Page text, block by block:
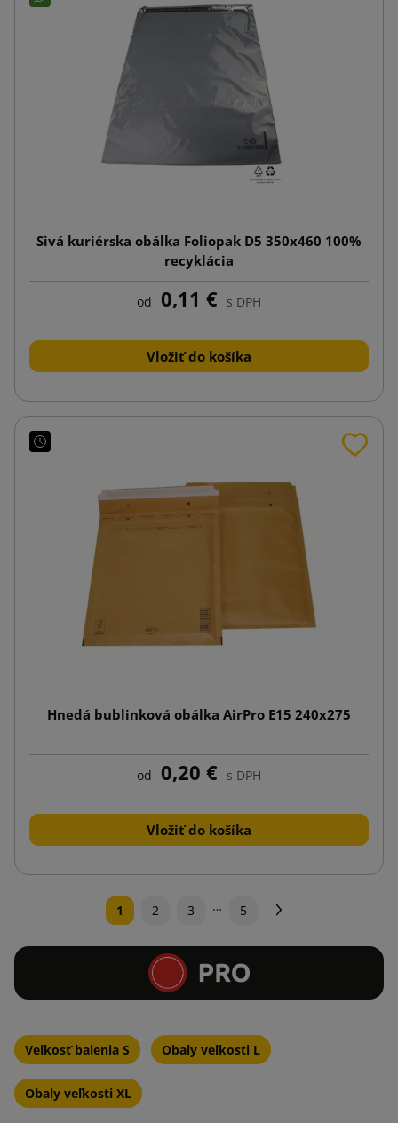
Sivá kuriérska obálka Foliopak D5 350x460 100%
recyklácia
od 0,11 € s DPH
Vložiť do košíka
Hnedá bublinková obálka AirPro E15 240x275
od 0,20 € s DPH
Vložiť do košíka
1 2 3 … 5
Veľkosť balenia S Obaly veľkosti L
Obaly veľkosti XL